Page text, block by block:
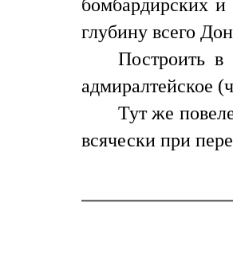
бомбардирских и
глубину всего
Построить в
адмиралтейское
Тут же
всячески при